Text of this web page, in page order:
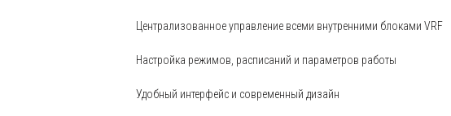
Централизованное управление всеми внутренними блоками VRF
Настройка режимов, расписаний и параметров работы
Удобный интерфейс и современный дизайн